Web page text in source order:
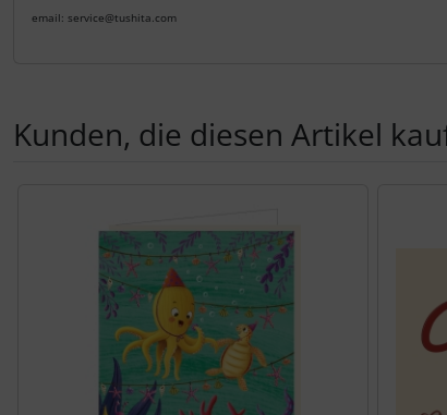
email: service@tushita.com
Kunden, die diesen Artikel